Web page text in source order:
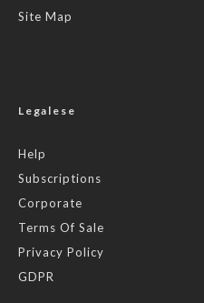
Site Map
Legalese
Help
Subscriptions
Corporate
Terms Of Sale
Privacy Policy
GDPR